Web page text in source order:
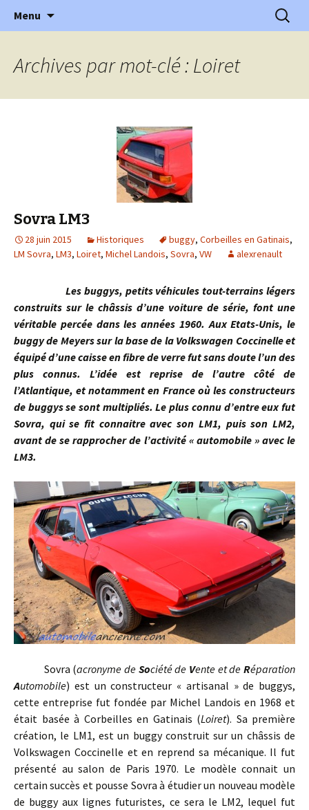
l'Automobile Ancienne
l'automobile ancienne : articles, historiques
…
Menu
Archives par mot-clé : Loiret
Sovra LM3
28 juin 2015 Historiques buggy, Corbeilles en Gatinais,
LM Sovra, LM3, Loiret, Michel Landois, Sovra, VW alexrenault
Les buggys, petits véhicules tout-terrains légers
construits sur le châssis d’une voiture de série, font une
véritable percée dans les années 1960. Aux Etats-Unis, le
buggy de Meyers sur la base de la Volkswagen Coccinelle et
équipé d’une caisse en fibre de verre fut sans doute l’un des
plus connus. L’idée est reprise de l’autre côté de
l’Atlantique, et notamment en France où les constructeurs
de buggys se sont multipliés. Le plus connu d’entre eux fut
Sovra, qui se fit connaitre avec son LM1, puis son LM2,
avant de se rapprocher de l’activité « automobile » avec le
LM3.
Sovra (acronyme de Société de Vente et deRéparation
Automobile) est un constructeur « artisanal » de buggys,
cette entreprise fut fondée par Michel Landois en 1968 et
était basée à Corbeilles en Gatinais (Loiret). Sa première
création, le LM1, est un buggy construit sur un châssis de
Volkswagen Coccinelle et en reprend sa mécanique. Il fut
présenté au salon de Paris 1970. Le modèle connait un
certain succès et pousse Sovra à étudier un nouveau modèle
de buggy aux lignes futuristes, ce sera le LM2, lequel fut